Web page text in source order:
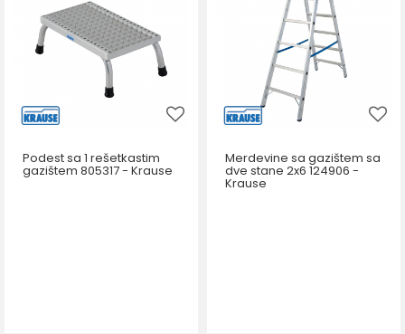
Podest sa 1 rešetkastim
gazištem 805317 - Krause
Merdevine sa gazištem sa
dve stane 2x6 124906 -
Krause